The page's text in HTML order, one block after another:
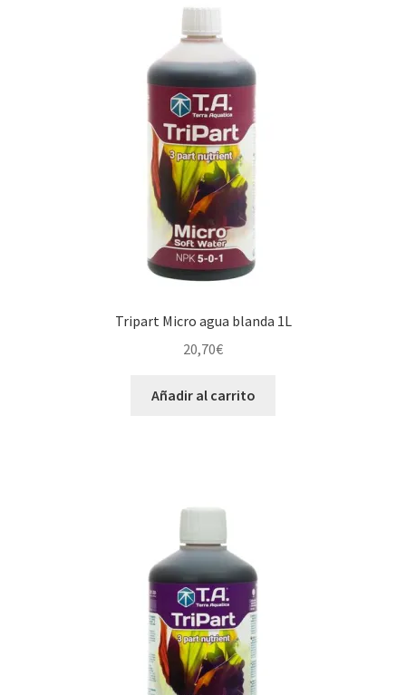
Tripart Micro agua blanda 1L
20,70€
Añadir al carrito